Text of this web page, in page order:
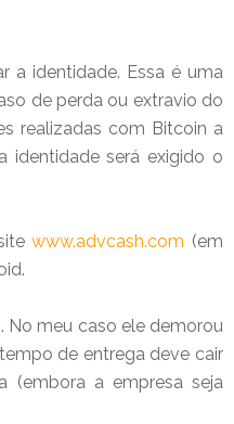
a identidade. Essa é uma
de perda ou extravio do
realizadas com Bitcoin a
identidade será exigido o
www.advcash.com (em
No meu caso ele demorou
de entrega deve cair
(embora a empresa seja